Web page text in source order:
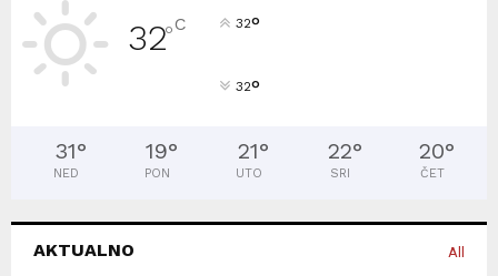
32°C 32°
32°
31°
NED
19°
PON
21°
UTO
22°
SRI
20°
ČET
AKTUALNO All